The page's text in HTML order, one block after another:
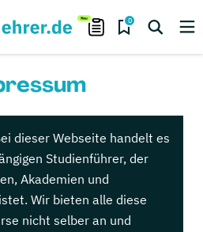
0
dieser Webseite handelt es
Studienführer, der
Akademien und
Wir bieten alle diese
nicht selber an und